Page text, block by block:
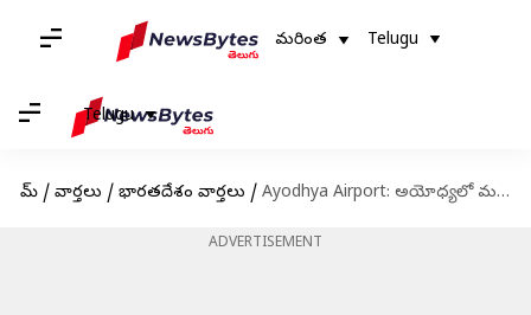
మరింత Telugu
Telugu
హోమ్ / వార్తలు / భారతదేశం వార్తలు / Ayodhya Airport: అయోధ్యలో మహర్షి వాల్మీకి విమానాశ్రయాన్ని ప్రారంభించిన ప్రధాని మోదీ
ADVERTISEMENT